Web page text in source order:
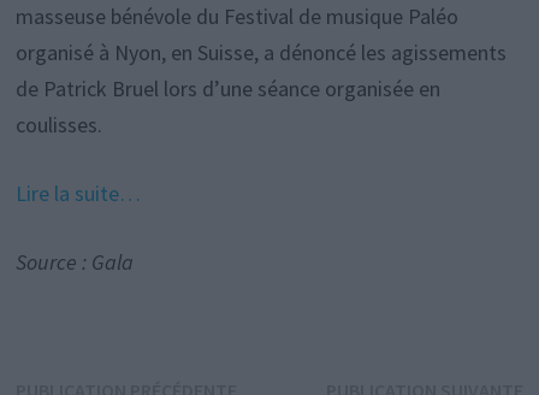
masseuse bénévole du Festival de musique Paléo
organisé à Nyon, en Suisse, a dénoncé les agissements
de Patrick Bruel lors d’une séance organisée en
coulisses.
Lire la suite…
Source : Gala